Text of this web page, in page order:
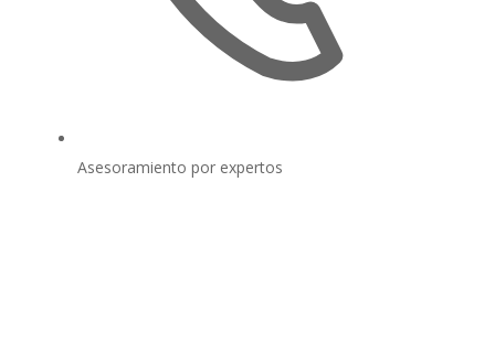
Asesoramiento por expertos